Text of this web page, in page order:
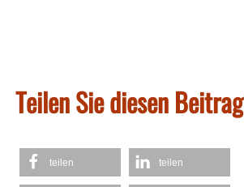
Teilen Sie diesen
teilen teilen